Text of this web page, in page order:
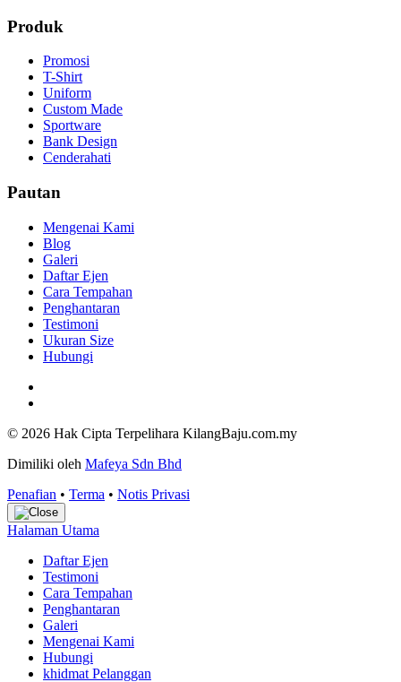
Produk
Promosi
T-Shirt
Uniform
Custom Made
Sportware
Bank Design
Cenderahati
Pautan
Mengenai Kami
Blog
Galeri
Daftar Ejen
Cara Tempahan
Penghantaran
Testimoni
Ukuran Size
Hubungi
© 2026 Hak Cipta Terpelihara KilangBaju.com.my
Dimiliki oleh Mafeya Sdn Bhd
Penafian • Terma • Notis Privasi
Halaman Utama
Daftar Ejen
Testimoni
Cara Tempahan
Penghantaran
Galeri
Mengenai Kami
Hubungi
khidmat Pelanggan